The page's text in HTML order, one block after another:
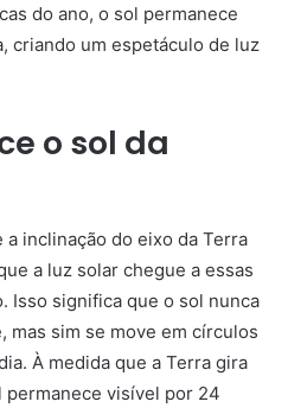
do ano, o sol permanece
criando um espetáculo de luz
o sol da
inclinação do eixo da Terra
a luz solar chegue a essas
Isso significa que o sol nunca
mas sim se move em círculos
À medida que a Terra gira
visível por 24